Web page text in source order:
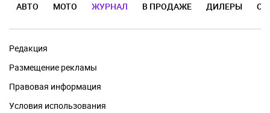
АВТО МОТО ЖУРНАЛ В ПРОДАЖЕ ДИЛЕРЫ
Редакция
Размещение рекламы
Правовая информация
Условия использования